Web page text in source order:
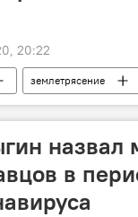
20:22
землетрясение
назвал
в